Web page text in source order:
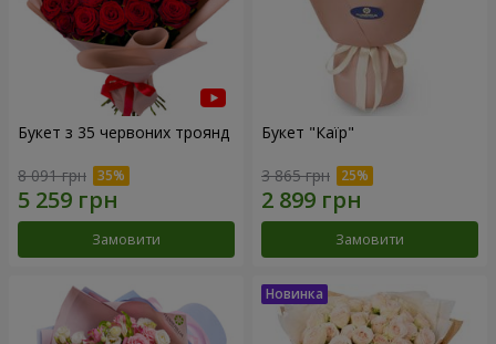
Букет з 35 червоних троянд
8 091 грн
Замовити
Букет "Каїр"
3 865 грн
Замовити